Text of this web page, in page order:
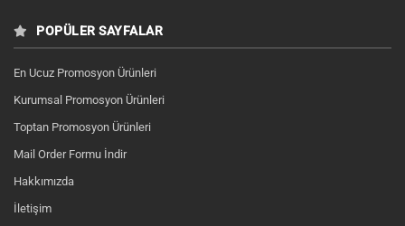
POPÜLER SAYFALAR
En Ucuz Promosyon Ürünleri
Kurumsal Promosyon Ürünleri
Toptan Promosyon Ürünleri
Mail Order Formu İndir
Hakkımızda
İletişim